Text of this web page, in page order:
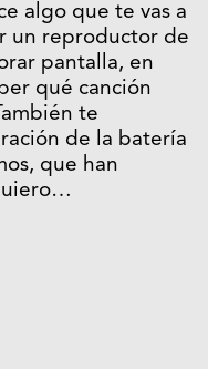
algo que te vas a
un reproductor de
pantalla, en
qué canción
te
de la batería
que han